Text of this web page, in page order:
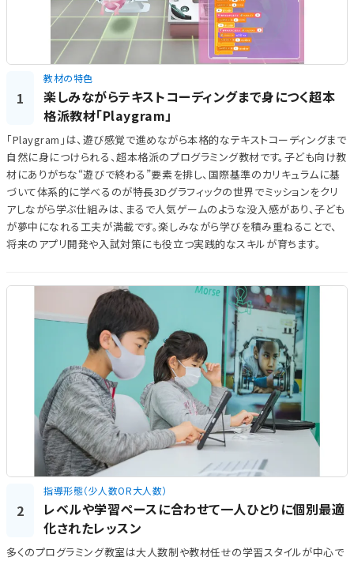
1
教材の特色
楽しみながらテキストコーディングまで身につく超本
格派教材「Playgram」
「Playgram」は、遊び感覚で進めながら本格的なテキストコーディングまで
自然に身につけられる、超本格派のプログラミング教材です。子ども向け教
材にありがちな“遊びで終わる”要素を排し、国際基準のカリキュラムに基
づいて体系的に学べるのが特長3Dグラフィックの世界でミッションをクリ
アしながら学ぶ仕組みは、まるで人気ゲームのような没入感があり、子ども
が夢中になれる工夫が満載です。楽しみながら学びを積み重ねることで、
将来のアプリ開発や入試対策にも役立つ実践的なスキルが育ちます。
2
指導形態（少人数OR大人数）
レベルや学習ペースに合わせて一人ひとりに個別最適
化されたレッスン
多くのプログラミング教室は大人数制や教材任せの学習スタイルが中心で